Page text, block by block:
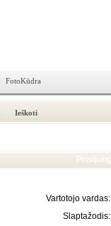
FotoKūdra
Ieškoti
Vartotojo vardas:
Slaptažodis: